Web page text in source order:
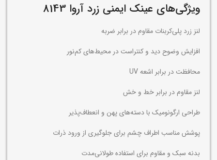
ویژگی‌های عینک ایمنی زرد آروا 8143
لنز زرد پلی‌کربنات مقاوم در برابر ضربه
افزایش وضوح دید و کنتراست در محیط‌های کم‌نور
محافظت در برابر اشعه UV
لنز مقاوم در برابر خط و خش
طراحی ارگونومیک با دسته‌های پهن و انعطاف‌پذیر
پوشش مناسب اطراف چشم برای جلوگیری از ورود ذرات
بدنه سبک و مقاوم برای استفاده طولانی‌مدت